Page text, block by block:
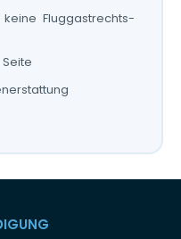
Fluggastrechts-